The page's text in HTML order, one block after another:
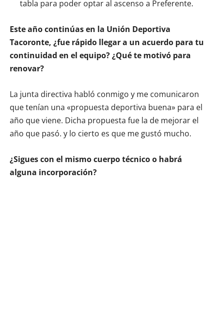
tabla para poder optar al ascenso a Preferente.
Este año continúas en la Unión Deportiva
Tacoronte, ¿fue rápido llegar a un acuerdo para tu
continuidad en el equipo? ¿Qué te motivó para
renovar?
La junta directiva habló conmigo y me comunicaron
que tenían una «propuesta deportiva buena» para el
año que viene. Dicha propuesta fue la de mejorar el
año que pasó. y lo cierto es que me gustó mucho.
¿Sigues con el mismo cuerpo técnico o habrá
alguna incorporación?